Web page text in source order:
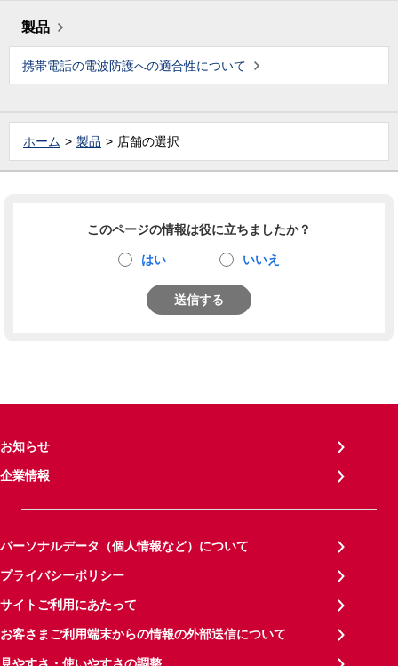
製品
携帯電話の電波防護への適合性について
ホーム 製品 店舗の選択
このページの情報は役に立ちましたか？
はい いいえ
送信する
お知らせ
企業情報
パーソナルデータ（個人情報など）について
プライバシーポリシー
サイトご利用にあたって
お客さまご利用端末からの情報の外部送信について